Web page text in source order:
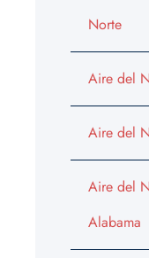
Norte
Aire del
Aire del
Aire del
Alabama